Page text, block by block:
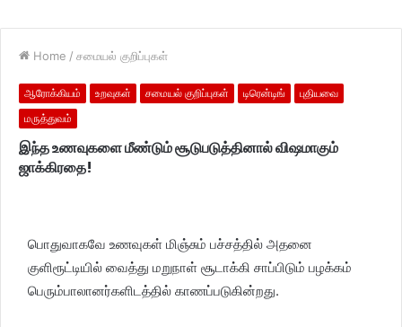
Home / சமையல் குறிப்புகள்
ஆரோக்கியம் உறவுகள் சமையல் குறிப்புகள் டிரென்டிங்
புதியவை
மருத்துவம்
இந்த உணவுகளை மீண்டும் சூடுபடுத்தினால் விஷமாகும்
ஜாக்கிரதை!
பொதுவாகவே உணவுகள் மிஞ்சும் பச்சத்தில் அதனை
குளிரூட்டியில் வைத்து மறுநாள் சூடாக்கி சாப்பிடும் பழக்கம்
பெரும்பாலானர்களிடத்தில் காணப்படுகின்றது.